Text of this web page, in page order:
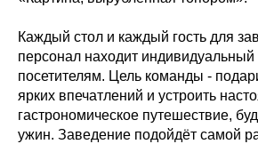
Каждый стол и каждый гость для
персонал находит индивидуальный
посетителям. Цель команды -
ярких впечатлений и устроить
гастрономическое путешествие,
ужин. Заведение подойдёт самой